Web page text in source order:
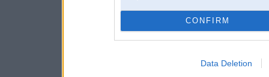
CONFIRM
Data Deletion